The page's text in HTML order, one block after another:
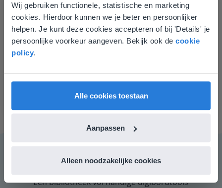
Wij gebruiken functionele, statistische en marketing
cookies. Hierdoor kunnen we je beter en persoonlijker
helpen. Je kunt deze cookies accepteren of bij 'Details' je
persoonlijke voorkeur aangeven. Bekijk ook de cookie
policy
Alle cookies toestaan
Aanpassen
Alleen noodzakelijke cookies
Herinner me later aan deze tool
Een bibliotheek vol handige digibordtools
Deze website komt niet
overeen met je locatie
Gezien je locatie, denken we dat je misschien
liever naar de website voor English gaat. Hier
English
Vlaanderen